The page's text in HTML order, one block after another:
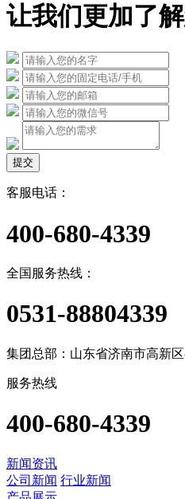
让我们更加了
提交
客服电话：
400-680-4339
全国服务热线：
0531-88804339
集团总部：山东省济南市高新
服务热线
400-680-4339
新闻资讯
公司新闻 行业新闻